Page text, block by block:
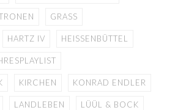
GRASS
HARTZ IV HEISSENBÜTTEL
KIRCHEN KONRAD ENDLER
LANDLEBEN LÜÜL & BOCK